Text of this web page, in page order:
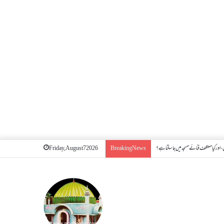
Friday, August 7 2026 Breaking News کیا معتکف فنائے مسجد میں جا سکتا ہے؟